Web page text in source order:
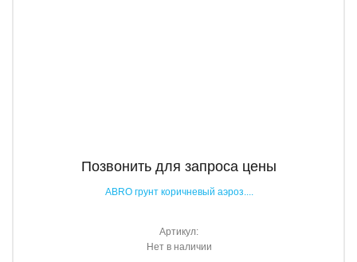
Позвонить для запроса цены
ABRO грунт коричневый аэроз....
Артикул:
Нет в наличии